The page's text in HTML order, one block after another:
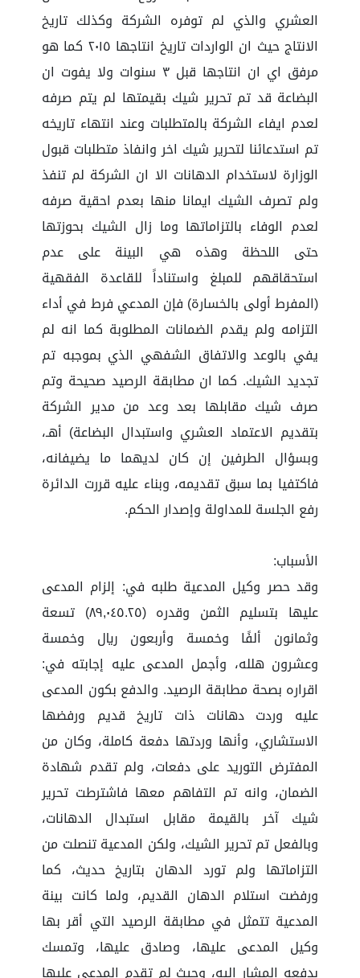
العشري والذي لم توفره الشركة وكذلك تاريخ
الانتاج حيث ان الواردات تاريخ انتاجها ٢٠١٥ كما هو
مرفق اي ان انتاجها قبل ٣ سنوات ولا يفوت ان
البضاعة قد تم تحرير شيك بقيمتها لم يتم صرفه
لعدم ايفاء الشركة بالمتطلبات وعند انتهاء تاريخه
تم استدعائنا لتحرير شيك اخر وانفاذ متطلبات قبول
الوزارة لاستخدام الدهانات الا ان الشركة لم تنفذ
ولم تصرف الشيك ايمانا منها بعدم احقية صرفه
لعدم الوفاء بالتزاماتها وما زال الشيك بحوزتها
حتى اللحظة وهذه هي البينة على عدم
استحقاقهم للمبلغ واستناداً للقاعدة الفقهية
(المفرط أولى بالخسارة) فإن المدعي فرط في أداء
التزامه ولم يقدم الضمانات المطلوبة كما انه لم
يفي بالوعد والاتفاق الشفهي الذي بموجبه تم
تجديد الشيك. كما ان مطابقة الرصيد صحيحة وتم
صرف شيك مقابلها بعد وعد من مدير الشركة
بتقديم الاعتماد العشري واستبدال البضاعة) أهـ،
وبسؤال الطرفين إن كان لديهما ما يضيفانه،
فاكتفيا بما سبق تقديمه، وبناء عليه قررت الدائرة
رفع الجلسة للمداولة وإصدار الحكم.
الأسباب:
وقد حصر وكيل المدعية طلبه في: إلزام المدعى
عليها بتسليم الثمن وقدره (٨٩,٠٤٥.٢٥) تسعة
وثمانون ألفًا وخمسة وأربعون ريال وخمسة
وعشرون هلله، وأجمل المدعى عليه إجابته في:
اقراره بصحة مطابقة الرصيد. والدفع بكون المدعى
عليه وردت دهانات ذات تاريخ قديم ورفضها
الاستشاري، وأنها وردتها دفعة كاملة، وكان من
المفترض التوريد على دفعات، ولم تقدم شهادة
الضمان، وانه تم التفاهم معها فاشترطت تحرير
شيك آخر بالقيمة مقابل استبدال الدهانات،
وبالفعل تم تحرير الشيك، ولكن المدعية تنصلت من
التزاماتها ولم تورد الدهان بتاريخ حديث، كما
ورفضت استلام الدهان القديم، ولما كانت بينة
المدعية تتمثل في مطابقة الرصيد التي أقر بها
وكيل المدعى عليها، وصادق عليها، وتمسك
بدفعه المشار إليه، وحيث لم تقدم المدعى عليها